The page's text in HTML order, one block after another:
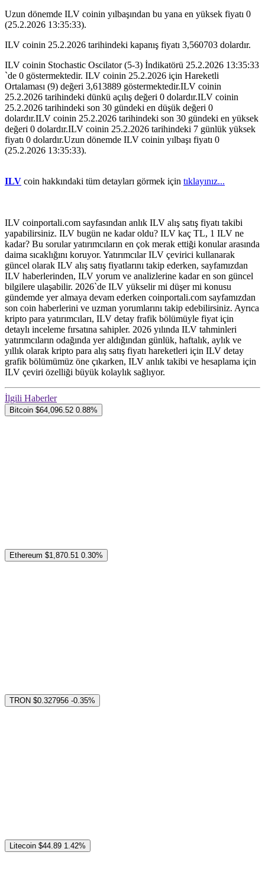
Uzun dönemde ILV coinin yılbaşından bu yana en yüksek fiyatı 0
(25.2.2026 13:35:33).
ILV coinin 25.2.2026 tarihindeki kapanış fiyatı 3,560703 dolardır.
ILV coinin Stochastic Oscilator (5-3) İndikatörü 25.2.2026 13:35:33
`de 0 göstermektedir. ILV coinin 25.2.2026 için Hareketli
Ortalaması (9) değeri 3,613889 göstermektedir.ILV coinin
25.2.2026 tarihindeki dünkü açılış değeri 0 dolardır.ILV coinin
25.2.2026 tarihindeki son 30 gündeki en düşük değeri 0
dolardır.ILV coinin 25.2.2026 tarihindeki son 30 gündeki en yüksek
değeri 0 dolardır.ILV coinin 25.2.2026 tarihindeki 7 günlük yüksek
fiyatı 0 dolardır.Uzun dönemde ILV coinin yılbaşı fiyatı 0
(25.2.2026 13:35:33).
ILV coin hakkındaki tüm detayları görmek için tıklayınız...
ILV coinportali.com sayfasından anlık ILV alış satış fiyatı takibi
yapabilirsiniz. ILV bugün ne kadar oldu? ILV kaç TL, 1 ILV ne
kadar? Bu sorular yatırımcıların en çok merak ettiği konular arasında
daima sıcaklığını koruyor. Yatırımcılar ILV çevirici kullanarak
güncel olarak ILV alış satış fiyatlarını takip ederken, sayfamızdan
ILV haberlerinden, ILV yorum ve analizlerine kadar en son güncel
bilgilere ulaşabilir. 2026`de ILV yükselir mi düşer mi konusu
gündemde yer almaya devam ederken coinportali.com sayfamızdan
son coin haberlerini ve uzman yorumlarını takip edebilirsiniz. Ayrıca
kripto para yatırımcıları, ILV detay frafik bölümüyle fiyat için
detaylı inceleme fırsatına sahipler. 2026 yılında ILV tahminleri
yatırımcıların odağında yer aldığından günlük, haftalık, aylık ve
yıllık olarak kripto para alış satış fiyatı hareketleri için ILV detay
grafik bölümümüz öne çıkarken, ILV anlık takibi ve hesaplama için
ILV çeviri özelliği büyük kolaylık sağlıyor.
İlgili Haberler
Bitcoin $64,096.52 0.88%
Ethereum $1,870.51 0.30%
TRON $0.327956 -0.35%
Litecoin $44.89 1.42%